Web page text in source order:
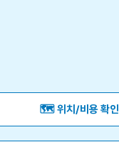
🗺️ 위치/비용 확인